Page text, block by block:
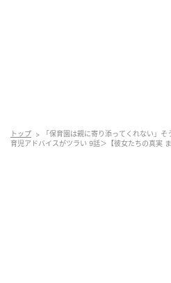
トップ
「保育園は親に寄り添ってくれない」
育児アドバイスがツラい 9話＞【彼女たちの真実 ま